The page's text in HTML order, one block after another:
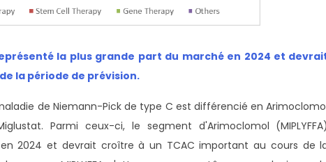
la plus grande part du marché en 2024 et
la période de prévision.
de Niemann-Pick de type C est différencié en
Parmi ceux-ci, le segment d'Arimoclomol (MIPLYFFA)
2024 et devrait croître à un TCAC important au cours de